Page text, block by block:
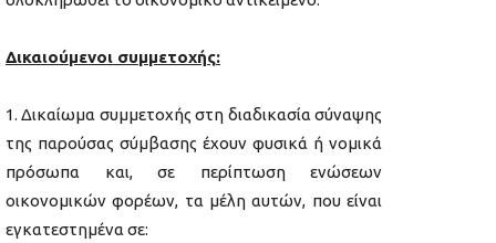
Δικαιούμενοι συμμετοχής:
Δικαίωμα συμμετοχής στη διαδικασία σύναψης
της παρούσας σύμβασης έχουν φυσικά ή νομικά
πρόσωπα και, σε περίπτωση ενώσεων
οικονομικών φορέων, τα μέλη αυτών, που είναι
εγκατεστημένα σε: